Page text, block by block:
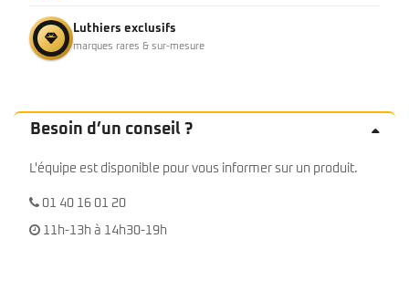
Luthiers exclusifs
marques rares & sur-mesure
Besoin d’un conseil ?
L'équipe est disponible pour vous informer sur un produit.
01 40 16 01 20
11h-13h à 14h30-19h